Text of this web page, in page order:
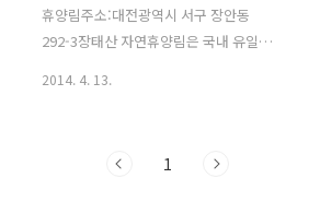
다. 주흘산과 조령산이 이루는 험준한 지
형은 국방상으로 중요한 요새이며 이러한
휴양림주소:대전광역시 서구 장안동
292-3장태산 자연휴양림은 국내 유일의
잘 조성되어 있을 뿐만 아니라 건강지압
2014. 4. 13.
1